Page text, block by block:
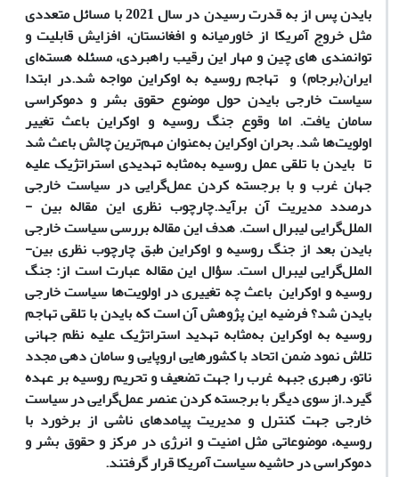
بایدن پس از به قدرت رسیدن در سال 2021 با مسائل متعددی
مثل خروج آمریکا از خاورمیانه و افغانستان، افزایش قابلیت و
توانمندی­ های چین و مهار این رقیب راهبردی، مسئله هسته‌ای
ایران(برجام) و تهاجم روسیه به اوکراین مواجه شد.در ابتدا
سیاست خارجی بایدن حول موضوع حقوق بشر و دموکراسی
سامان یافت. اما وقوع جنگ روسیه و اوکراین باعث تغییر
اولویت‌ها شد. بحران اوکراین به‌عنوان مهم‌ترین چالش باعث شد
تا بایدن با تلقی عمل روسیه به‌مثابه تهدیدی استراتژیک علیه
جهان غرب و با برجسته کردن عمل‌گرایی در سیاست خارجی
درصدد مدیریت آن برآید.چارچوب نظری این مقاله بین ­
الملل‌گرایی لیبرال است. هدف این مقاله بررسی سیاست خارجی
بایدن بعد از جنگ روسیه و اوکراین طبق چارچوب نظری بین­
الملل‌گرایی لیبرال است. سؤال این مقاله عبارت است از: جنگ
روسیه و اوکراین باعث چه تغییری در اولویت‌ها سیاست خارجی
بایدن شد؟ فرضیه این پژوهش آن است که بایدن با تلقی تهاجم
روسیه به اوکراین به‌مثابه تهدید استراتژیک علیه نظم جهانی
تلاش نمود ضمن اتحاد با کشورهایی اروپایی و سامان دهی مجدد
ناتو، رهبری جبهه غرب را جهت تضعیف و تحریم روسیه بر عهده
گیرد.از سوی دیگر با برجسته کردن عنصر عمل‌گرایی در سیاست
خارجی جهت کنترل و مدیریت پیامدهای ناشی از برخورد با
روسیه، موضوعاتی مثل امنیت و انرژی در مرکز و حقوق بشر و
دموکراسی در حاشیه سیاست آمریکا قرار گرفتند.